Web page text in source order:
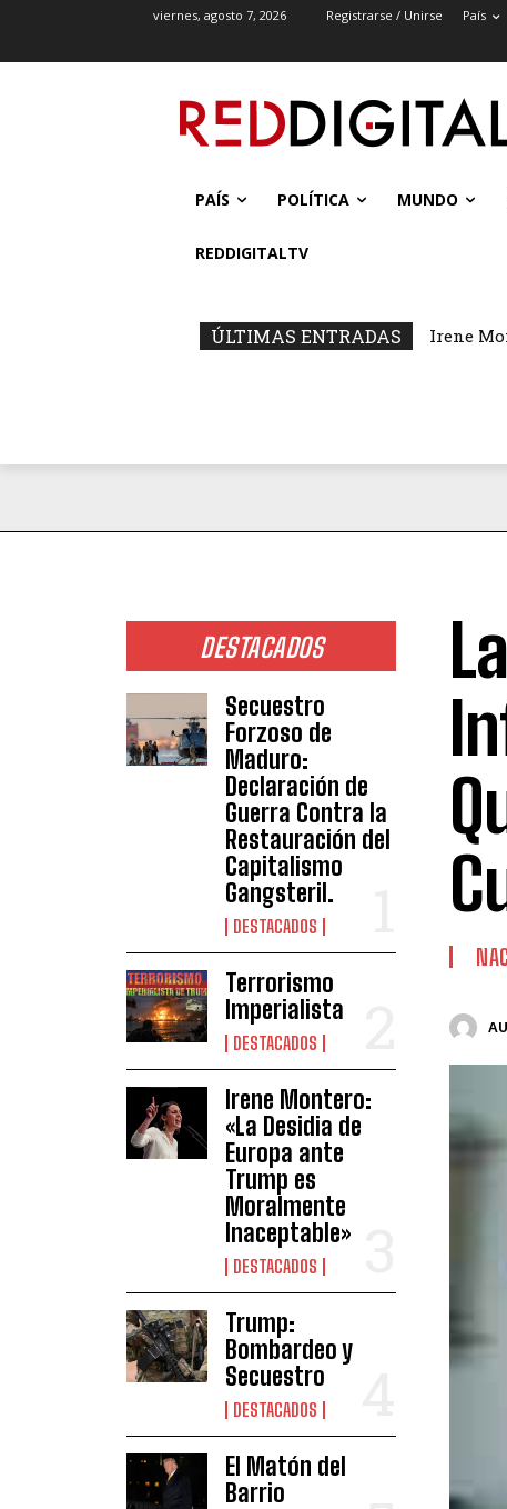
viernes, agosto 7, 2026 Registrarse / Unirse País
PAÍS POLÍTICA MUNDO
REDDIGITALTV
ÚLTIMAS ENTRADAS Irene
DESTACADOS
Secuestro
Forzoso de
Maduro:
Declaración de
Guerra Contra la
Restauración del
Capitalismo
Gangsteril.
DESTACADOS
Terrorismo
Imperialista
DESTACADOS
Irene Montero:
«La Desidia de
Europa ante
Trump es
Moralmente
Inaceptable»
DESTACADOS
Trump:
Bombardeo y
Secuestro
DESTACADOS
El Matón del
Barrio